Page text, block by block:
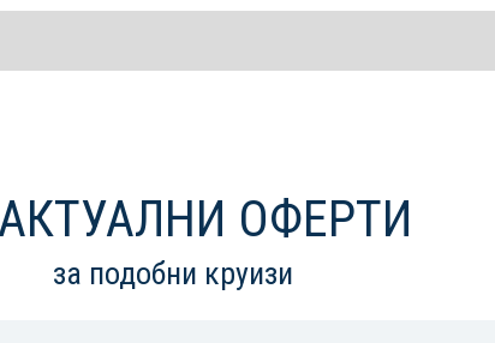
АКТУАЛНИ ОФЕРТИ
за подобни круизи